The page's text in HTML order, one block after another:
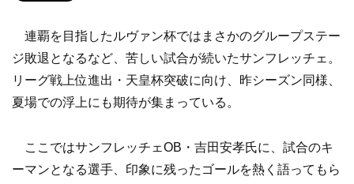
連覇を目指したルヴァン杯ではまさかのグループステー
ジ敗退となるなど、苦しい試合が続いたサンフレッチェ。
リーグ戦上位進出・天皇杯突破に向け、昨シーズン同様、
夏場での浮上にも期待が集まっている。
ここではサンフレッチェOB・吉田安孝氏に、試合のキ
ーマンとなる選手、印象に残ったゴールを熱く語ってもら